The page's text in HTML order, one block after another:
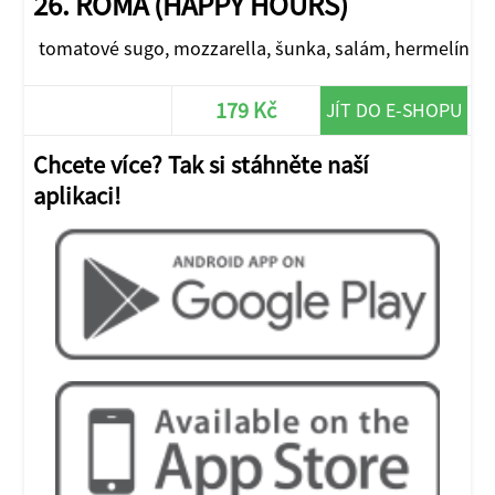
tomatové sugo, mozzarella, šunka, salám, hermelín
179 Kč JÍT DO E-SHOPU
Chcete více? Tak si stáhněte naší
aplikaci!